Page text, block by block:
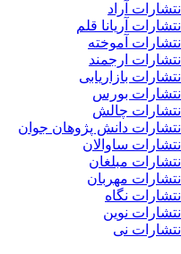
انتشارات آراد
انتشارات آریانا قلم
انتشارات آموخته
انتشارات ارجمند
انتشارات بازاریابی
انتشارات بورس
انتشارات چالش
انتشارات دانش پژوهان جوان
انتشارات ساوالان
انتشارات مبلغان
انتشارات مهربان
انتشارات نگاه
انتشارات نوین
انتشارات نی